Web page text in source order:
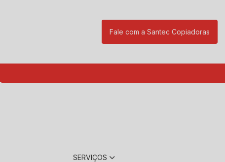
Fale com a Santec Copiadoras
SERVIÇOS